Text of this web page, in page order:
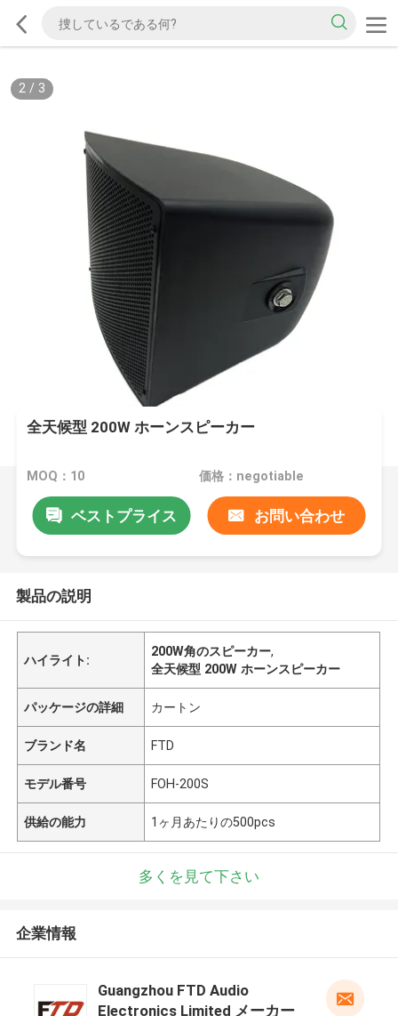
2/ 3
全天候型 200W ホーンスピーカー
MOQ：10 価格：negotiable
ベストプライス お問い合わせ
製品の説明
ハイライト:
200W角のスピーカー,
全天候型 200W ホーンスピーカー
パッケージの詳細 カートン
ブランド名 FTD
モデル番号 FOH-200S
供給の能力 1ヶ月あたりの500pcs
多くを見て下さい
企業情報
Guangzhou FTD Audio
Electronics Limited メーカー